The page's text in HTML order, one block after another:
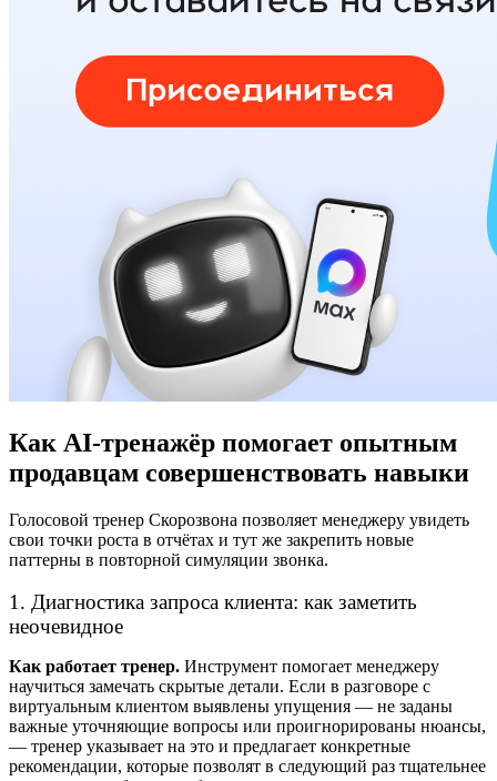
Как AI-тренажёр помогает опытным
продавцам совершенствовать навыки
Голосовой тренер Скорозвона позволяет менеджеру увидеть
свои точки роста в отчётах и тут же закрепить новые
паттерны в повторной симуляции звонка.
1. Диагностика запроса клиента: как заметить
неочевидное
Как работает тренер. Инструмент помогает менеджеру
научиться замечать скрытые детали. Если в разговоре с
виртуальным клиентом выявлены упущения — не заданы
важные уточняющие вопросы или проигнорированы нюансы,
— тренер указывает на это и предлагает конкретные
рекомендации, которые позволят в следующий раз тщательнее